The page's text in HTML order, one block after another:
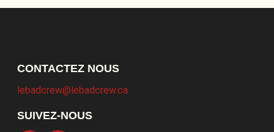
CONTACTEZ NOUS
lebadcrew@lebadcrew.ca
SUIVEZ-NOUS